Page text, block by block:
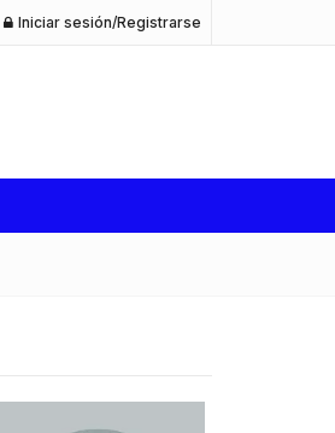
Iniciar sesión/Registrarse